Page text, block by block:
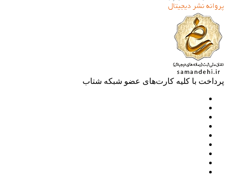
با کلیه کارت‌های عضو شبکه شتاب